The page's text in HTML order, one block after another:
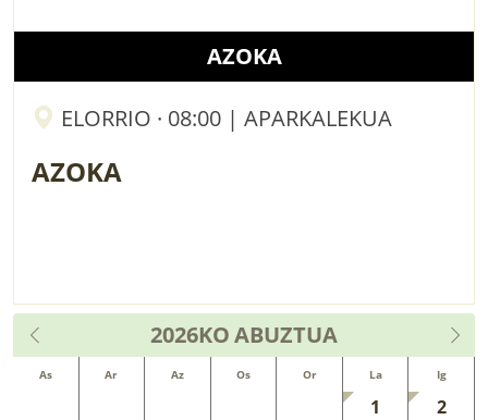
AZOKA
ELORRIO · 08:00 | APARKALEKUA
AZOKA
2026KOABUZTUA
As Ar Az Os Or La Ig
1
2